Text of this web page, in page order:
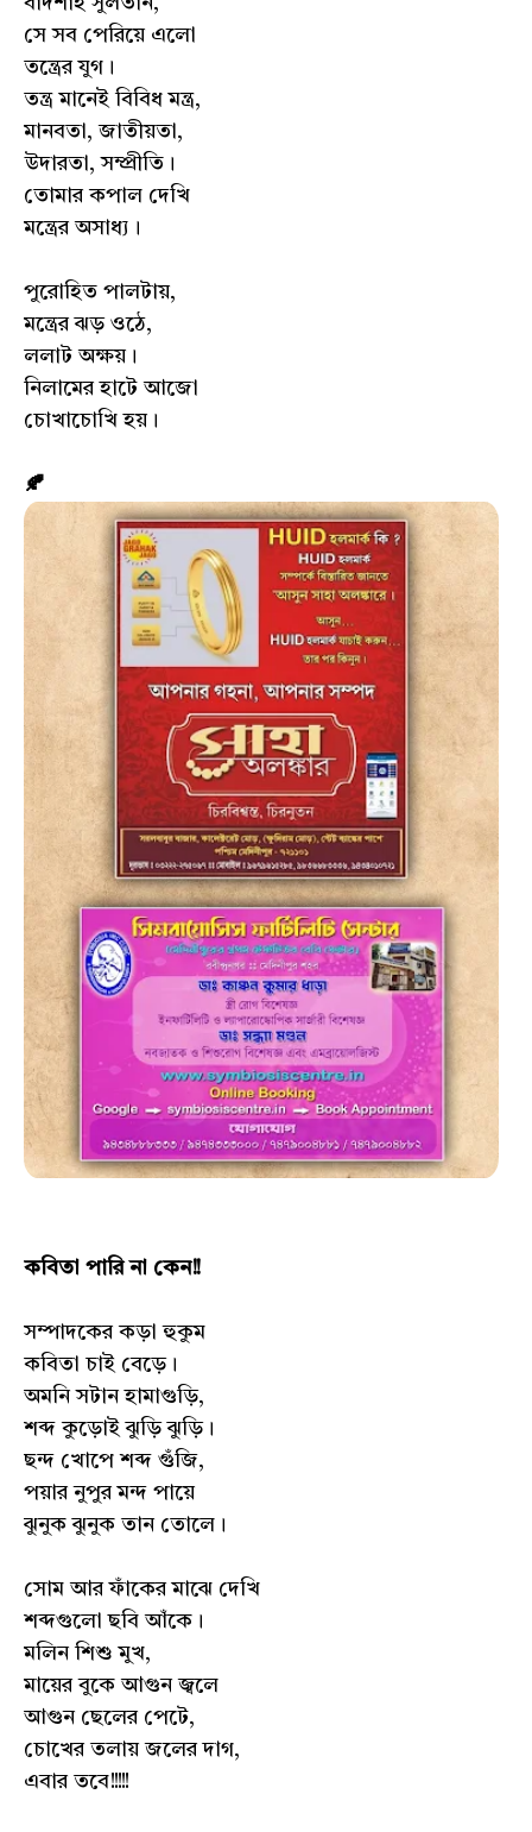
সে সব পেরিয়ে এলো
তন্ত্রের যুগ।
তন্ত্র মানেই বিবিধ মন্ত্র,
মানবতা, জাতীয়তা,
উদারতা, সম্প্রীতি।
তোমার কপাল দেখি
মন্ত্রের অসাধ্য।
পুরোহিত পালটায়,
মন্ত্রের ঝড় ওঠে,
ললাট অক্ষয়।
নিলামের হাটে আজো
চোখাচোখি হয়।
🍂
কবিতা পারি না কেন!!
সম্পাদকের কড়া হুকুম
কবিতা চাই বেড়ে।
অমনি সটান হামাগুড়ি,
শব্দ কুড়োই ঝুড়ি ঝুড়ি।
ছন্দ খোপে শব্দ গুঁজি,
পয়ার নুপুর মন্দ পায়ে
ঝুনুক ঝুনুক তান তোলে।
সোম আর ফাঁকের মাঝে দেখি
শব্দগুলো ছবি আঁকে।
মলিন শিশু মুখ,
মায়ের বুকে আগুন জ্বলে
আগুন ছেলের পেটে,
চোখের তলায় জলের দাগ,
এবার তবে!!!!!